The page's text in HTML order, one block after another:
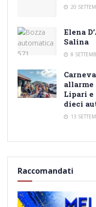
20
Elena
Salina
8
allarme
Lipari e
dieci
13
Raccomandati